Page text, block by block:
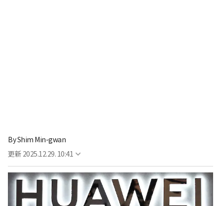
ByShim Min-gwan
更新 2025.12.29. 10:41